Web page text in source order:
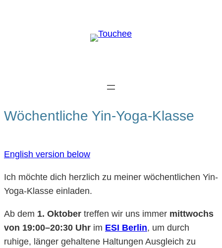
Wöchentliche Yin-Yoga-Klasse
English version below
Ich möchte dich herzlich zu meiner wöchentlichen Yin-
Yoga-Klasse einladen.
Ab dem 1. Oktober treffen wir uns immer mittwochs
von 19:00–20:30 Uhr im ESI Berlin, um durch
ruhige, länger gehaltene Haltungen Ausgleich zu